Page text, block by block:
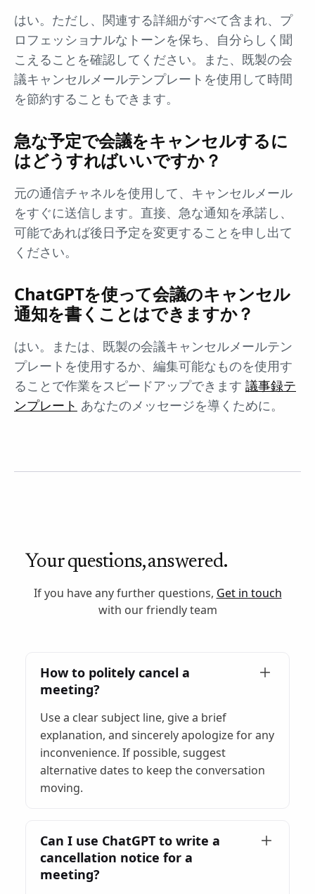
はい。ただし、関連する詳細がすべて含まれ、プ
ロフェッショナルなトーンを保ち、自分らしく聞
こえることを確認してください。また、既製の会
議キャンセルメールテンプレートを使用して時間
を節約することもできます。
急な予定で会議をキャンセルするに
はどうすればいいですか？
元の通信チャネルを使用して、キャンセルメール
をすぐに送信します。直接、急な通知を承諾し、
可能であれば後日予定を変更することを申し出て
ください。
ChatGPTを使って会議のキャンセル
通知を書くことはできますか？
はい。または、既製の会議キャンセルメールテン
プレートを使用するか、編集可能なものを使用す
ることで作業をスピードアップできます 議事録テ
ンプレート あなたのメッセージを導くために。
Your questions, answered.
If you have any further questions, Get in touch
with our friendly team
How to politely cancel a
meeting?
Use a clear subject line, give a brief
explanation, and sincerely apologize for any
inconvenience. If possible, suggest
alternative dates to keep the conversation
moving.
Can I use ChatGPT to write a
cancellation notice for a
meeting?